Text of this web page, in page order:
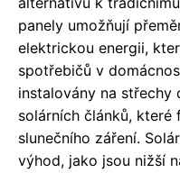
panely umožňují
elektrickou energii,
spotřebičů v
instalovány na střechy
solárních článků, které
slunečního záření.
výhod, jako jsou nižší